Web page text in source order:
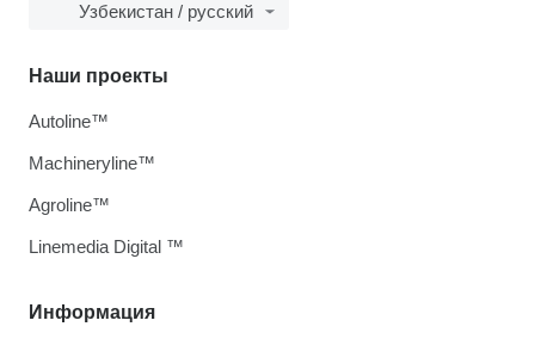
Узбекистан / русский
Информация
Наши проекты
Autoline™
Machineryline™
Agroline™
Linemedia Digital ™